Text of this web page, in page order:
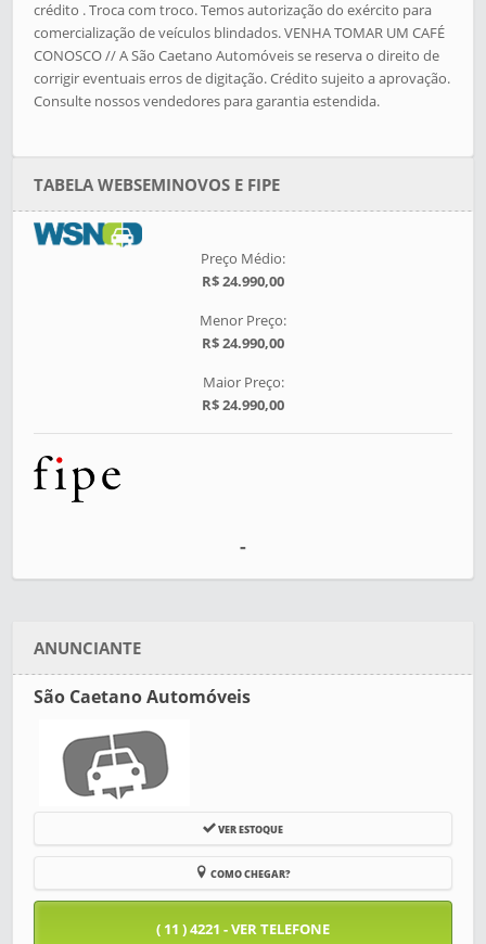
crédito . Troca com troco. Temos autorização do exército para
comercialização de veículos blindados. VENHA TOMAR UM CAFÉ
CONOSCO // A São Caetano Automóveis se reserva o direito de
corrigir eventuais erros de digitação. Crédito sujeito a aprovação.
Consulte nossos vendedores para garantia estendida.
TABELA WEBSEMINOVOS E FIPE
Preço Médio:
R$ 24.990,00
Menor Preço:
R$ 24.990,00
Maior Preço:
R$ 24.990,00
-
ANUNCIANTE
São Caetano Automóveis
VER ESTOQUE
COMO CHEGAR?
( 11 ) 4221 - VER TELEFONE